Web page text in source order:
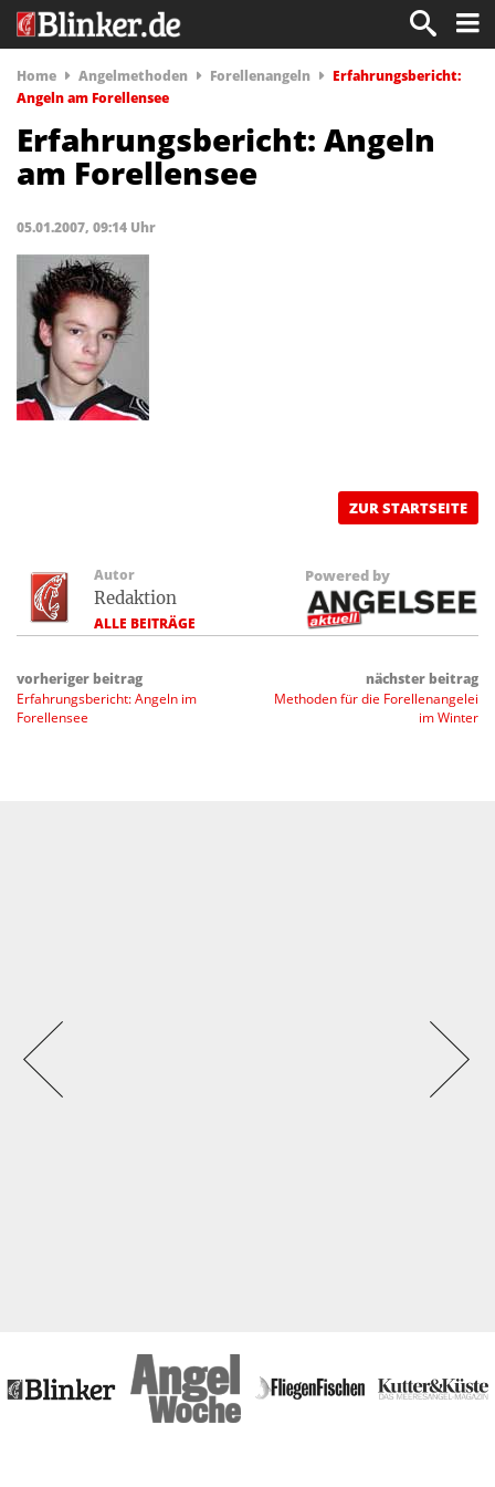
Home Angelmethoden Forellenangeln
Erfahrungsbericht:
Angeln am Forellensee
Erfahrungsbericht: Angeln
am Forellensee
05.01.2007, 09:14 Uhr
ZUR STARTSEITE
Autor
Redaktion
ALLE BEITRÄGE
Powered by
vorheriger beitrag
Erfahrungsbericht: Angeln im
Forellensee
nächster beitrag
Methoden für die Forellenangelei
im Winter